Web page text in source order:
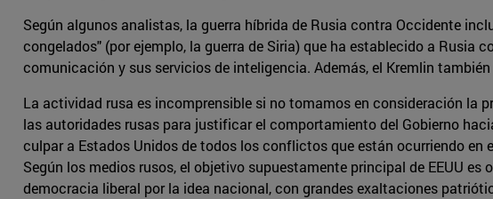
Según algunos analistas, la guerra híbrida de Rusia contra Occidente
congelados" (por ejemplo, la guerra de Siria) que ha establecido a Rusia
comunicación y sus servicios de inteligencia. Además, el Kremlin
La actividad rusa es incomprensible si no tomamos en consideración la
las autoridades rusas para justificar el comportamiento del Gobierno
culpar a Estados Unidos de todos los conflictos que están ocurriendo
Según los medios rusos, el objetivo supuestamente principal de EEUU
democracia liberal por la idea nacional, con grandes exaltaciones